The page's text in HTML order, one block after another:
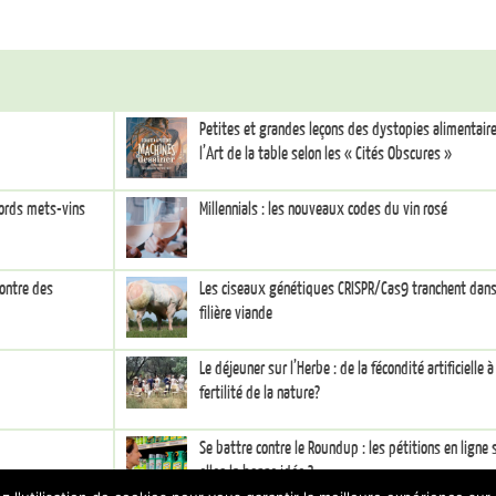
Petites et grandes leçons des dystopies
l’Art de la table selon les « Cités Obscures »
mets-vins Millennials : les nouveaux codes du vin rosé
des
Les ciseaux génétiques CRISPR/Cas9 tranchent
filière viande
Le déjeuner sur l’Herbe : de la fécondité artificielle
fertilité de la nature?
Se battre contre le Roundup : les pétitions en ligne
elles la bonne idée ?